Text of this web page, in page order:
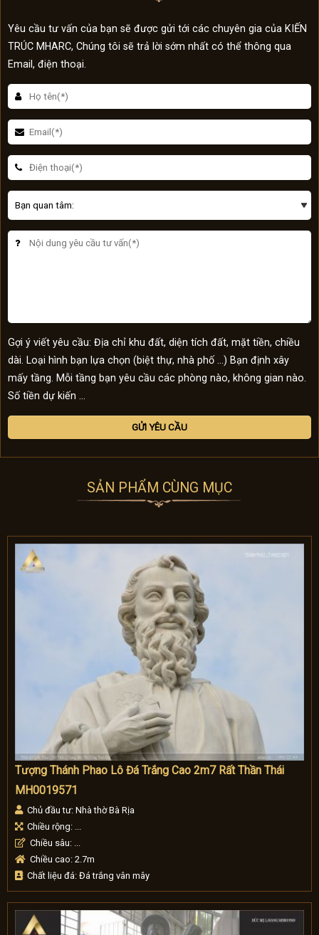
Yêu cầu tư vấn của bạn sẽ được gửi tới các chuyên gia của KIẾN
TRÚC MHARC, Chúng tôi sẽ trả lời sớm nhất có thể thông qua
Email, điện thoại.
Gợi ý viết yêu cầu: Địa chỉ khu đất, diện tích đất, mặt tiền, chiều
dài. Loại hình bạn lựa chọn (biệt thự, nhà phố …) Bạn định xây
mấy tầng. Mỗi tầng bạn yêu cầu các phòng nào, không gian nào.
Số tiền dự kiến ...
SẢN PHẨM CÙNG MỤC
Tượng Thánh Phao Lô Đá Trắng Cao 2m7 Rất Thần Thái
MH0019571
Chủ đầu tư: Nhà thờ Bà Rịa
Chiều rộng: ...
Chiều sâu: ...
Chiều cao: 2.7m
Chất liệu đá: Đá trắng vân mây